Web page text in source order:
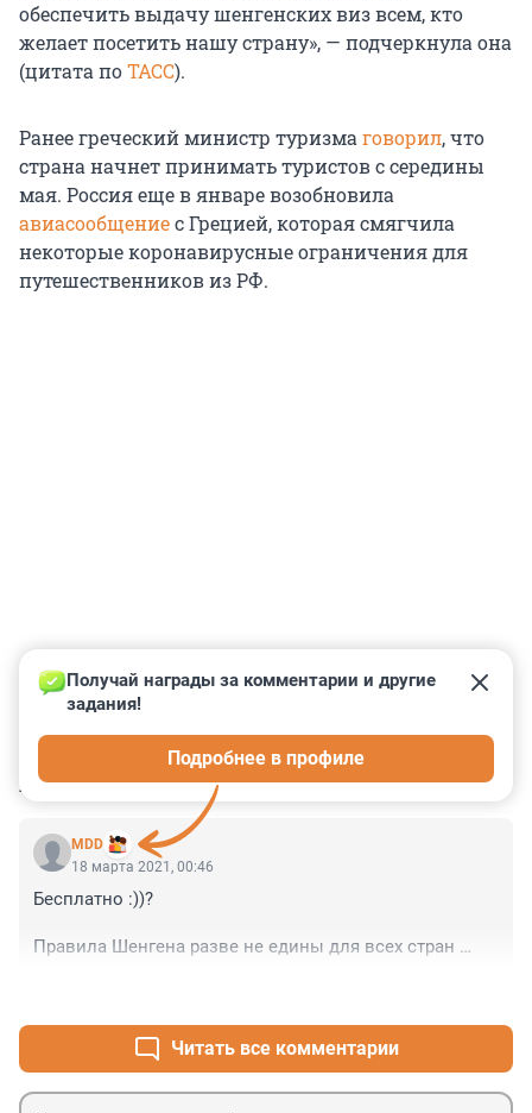
обеспечить выдачу шенгенских виз всем, кто
желает посетить нашу страну», — подчеркнула она
(цитата поТАСС).
Ранее греческий министр туризма говорил, что
страна начнет принимать туристов с середины
мая. Россия еще в январе возобновила
авиасообщениес Грецией, которая смягчила
некоторые коронавирусные ограничения для
путешественников из РФ.
КОММЕНТАРИИ 1
MDD
Получай награды за комментарии и другие
задания!
Подробнее в профиле
18 марта 2021, 00:46
Бесплатно :))?
Правила Шенгена разве не едины для всех стран
Читать все комментарии